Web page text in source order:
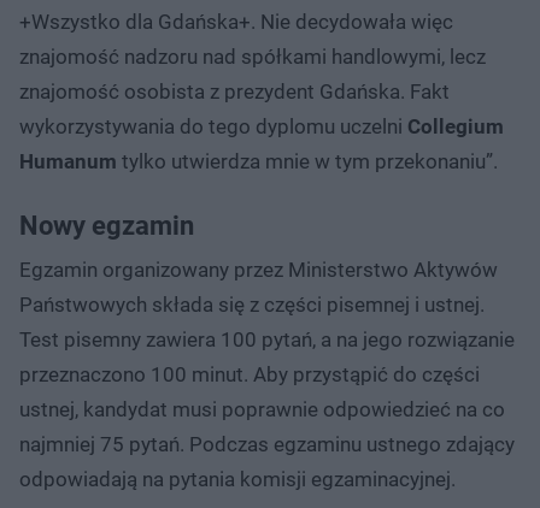
+Wszystko dla Gdańska+. Nie decydowała więc
znajomość nadzoru nad spółkami handlowymi, lecz
znajomość osobista z prezydent Gdańska. Fakt
wykorzystywania do tego dyplomu uczelni Collegium
Humanum tylko utwierdza mnie w tym przekonaniu”.
Nowy egzamin
Egzamin organizowany przez Ministerstwo Aktywów
Państwowych składa się z części pisemnej i ustnej.
Test pisemny zawiera 100 pytań, a na jego rozwiązanie
przeznaczono 100 minut. Aby przystąpić do części
ustnej, kandydat musi poprawnie odpowiedzieć na co
najmniej 75 pytań. Podczas egzaminu ustnego zdający
odpowiadają na pytania komisji egzaminacyjnej.